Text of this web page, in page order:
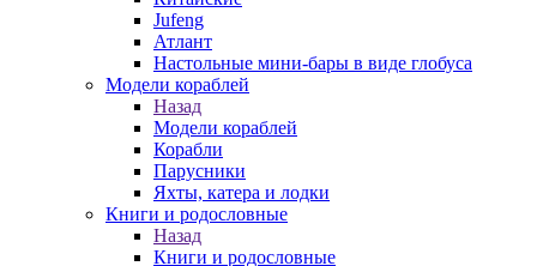
Jufeng
Атлант
Настольные мини-бары в виде глобуса
Модели кораблей
Назад
Модели кораблей
Корабли
Парусники
Яхты, катера и лодки
Книги и родословные
Назад
Книги и родословные